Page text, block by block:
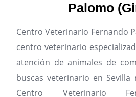
Palomo
Centro Veterinario Fernando
centro veterinario
atención de animales de
buscas veterinario en
Centro Veterinario